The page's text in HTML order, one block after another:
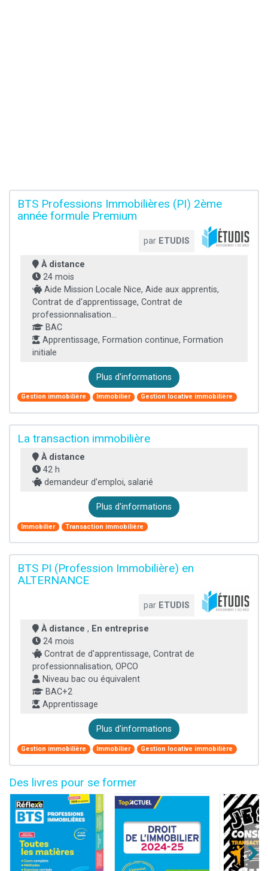
BTS Professions Immobilières (PI) 2ème
année formule Premium
par ETUDIS
À distance
24 mois
Aide Mission Locale Nice, Aide aux apprentis,
Contrat de d'apprentissage, Contrat de
professionnalisation...
BAC
Apprentissage, Formation continue, Formation
initiale
Plus d'informations
Gestion immobilière Immobilier Gestion locative immobilière
La transaction immobilière
À distance
42 h
demandeur d’emploi, salarié
Plus d'informations
Immobilier Transaction immobilière
BTS PI (Profession Immobilière) en
ALTERNANCE
par ETUDIS
À distance , En entreprise
24 mois
Contrat de d'apprentissage, Contrat de
professionnalisation, OPCO
Niveau bac ou équivalent
BAC+2
Apprentissage
Plus d'informations
Gestion immobilière Immobilier Gestion locative immobilière
Des livres pour se former